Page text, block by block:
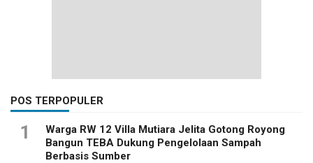
POS TERPOPULER
1
Warga RW 12 Villa Mutiara Jelita Gotong Royong
Bangun TEBA Dukung Pengelolaan Sampah
Berbasis Sumber